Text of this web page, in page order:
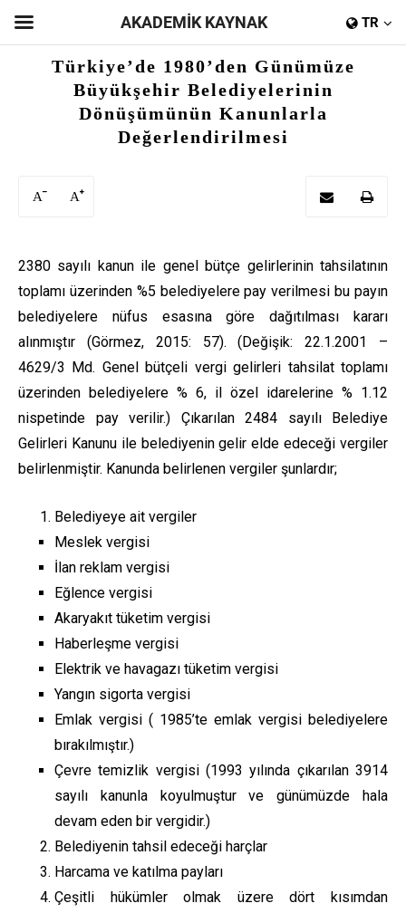
Türkiye’de 1980’den Günümüze
Büyükşehir Belediyelerinin
Dönüşümünün Kanunlarla
Değerlendirilmesi
A A
2380 sayılı kanun ile genel bütçe gelirlerinin tahsilatının
toplamı üzerinden %5 belediyelere pay verilmesi bu payın
belediyelere nüfus esasına göre dağıtılması kararı
alınmıştır (Görmez, 2015: 57). (Değişik: 22.1.2001 –
4629/3 Md. Genel bütçeli vergi gelirleri tahsilat toplamı
üzerinden belediyelere % 6, il özel idarelerine % 1.12
nispetinde pay verilir.) Çıkarılan 2484 sayılı Belediye
Gelirleri Kanunu ile belediyenin gelir elde edeceği vergiler
belirlenmiştir. Kanunda belirlenen vergiler şunlardır;
Belediyeye ait vergiler
Meslek vergisi
İlan reklam vergisi
Eğlence vergisi
Akaryakıt tüketim vergisi
Haberleşme vergisi
Elektrik ve havagazı tüketim vergisi
Yangın sigorta vergisi
Emlak vergisi ( 1985’te emlak vergisi belediyelere
bırakılmıştır.)
Çevre temizlik vergisi (1993 yılında çıkarılan 3914
sayılı kanunla koyulmuştur ve günümüzde hala
devam eden bir vergidir.)
Belediyenin tahsil edeceği harçlar
Harcama ve katılma payları
Çeşitli hükümler olmak üzere dört kısımdan
AKADEMİK KAYNAK TR